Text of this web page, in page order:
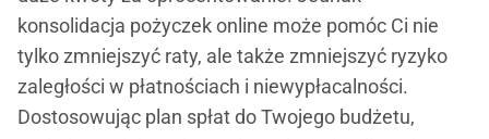
konsolidacja pożyczek online może pomóc Ci nie
tylko zmniejszyć raty, ale także zmniejszyć ryzyko
zaległości w płatnościach i niewypłacalności.
Dostosowując plan spłat do Twojego budżetu,